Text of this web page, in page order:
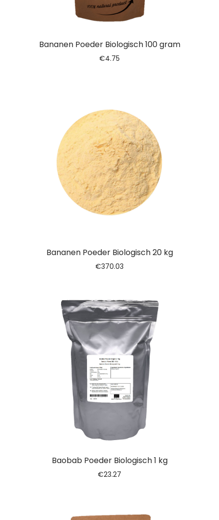
Bananen Poeder Biologisch 100 gram
€4.75
Bananen Poeder Biologisch 20 kg
€370.03
Baobab Poeder Biologisch 1 kg
€23.27